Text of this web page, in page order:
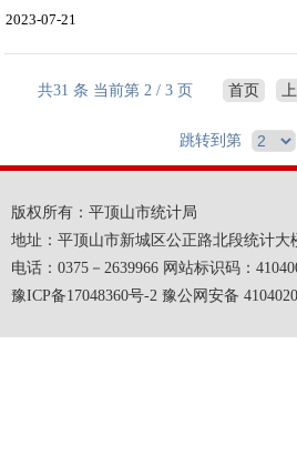
2023-07-21
共31 条 当前第 2 / 3 页 首页
跳转到第
版权所有：平顶山市统计局
地址：平顶山市新城区公正路北段统计大
电话：0375－2639966 网站标识码：
豫ICP备17048360号-2 豫公网安备